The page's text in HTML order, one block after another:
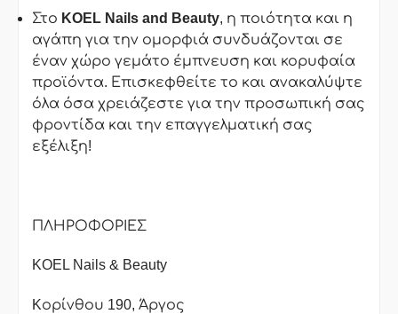
Στο KOEL Nails and Beauty, η ποιότητα και η
αγάπη για την ομορφιά συνδυάζονται σε
έναν χώρο γεμάτο έμπνευση και κορυφαία
προϊόντα. Επισκεφθείτε το και ανακαλύψτε
όλα όσα χρειάζεστε για την προσωπική σας
φροντίδα και την επαγγελματική σας
εξέλιξη!
ΠΛΗΡΟΦΟΡΙΕΣ
KOEL Nails & Beauty
Kορίνθου 190, Άργος